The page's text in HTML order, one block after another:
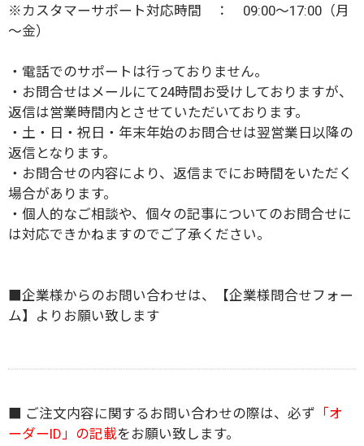
※カスタマーサポート対応時間 ： 09:00～17:00（月
～金）
・電話でのサポートは行っておりません。
・お問合せはメールにて24時間お受けしておりますが、
返信は営業時間内とさせていただいております。
・土・日・祝日・年末年始のお問合せは翌営業日以降の
返信となります。
・お問合せの内容により、返信までにお時間をいただく
場合があります。
・個人的なご相談や、個々の記事についてのお問合せに
は対応できかねますのでご了承ください。
■企業様からのお問い合わせは、
【企業様問合せフォー
ム】 よりお願い致します
■ ご注文内容に関するお問い合わせの際は、必ず 「オ
ーダーID」の記載をお願い致します。